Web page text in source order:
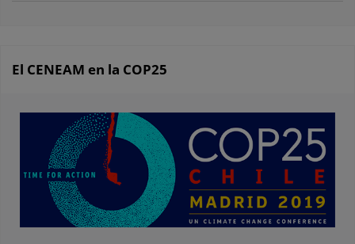
El CENEAM en la COP25